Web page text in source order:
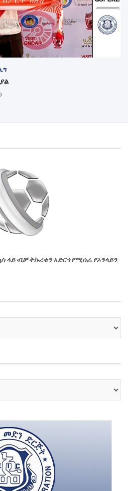
ላይ ብቻ ትኩረቱን አድርጎ የሚሰራ የኦንላይን